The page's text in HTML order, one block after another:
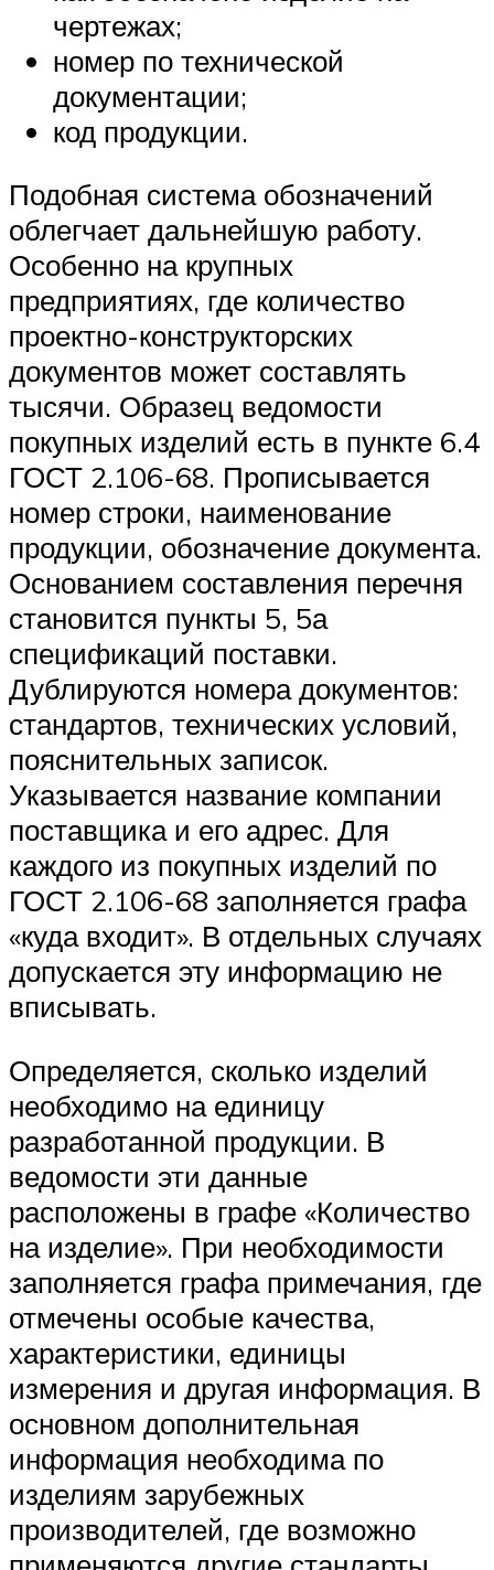
чертежах;
номер по технической
документации;
код продукции.
Подобная система обозначений
облегчает дальнейшую работу.
Особенно на крупных
предприятиях, где количество
проектно-конструкторских
документов может составлять
тысячи. Образец ведомости
покупных изделий есть в пункте 6.4
ГОСТ 2.106-68. Прописывается
номер строки, наименование
продукции, обозначение документа.
Основанием составления перечня
становится пункты 5, 5а
спецификаций поставки.
Дублируются номера документов:
стандартов, технических условий,
пояснительных записок.
Указывается название компании
поставщика и его адрес. Для
каждого из покупных изделий по
ГОСТ 2.106-68 заполняется графа
«куда входит». В отдельных случаях
допускается эту информацию не
вписывать.
Определяется, сколько изделий
необходимо на единицу
разработанной продукции. В
ведомости эти данные
расположены в графе «Количество
на изделие». При необходимости
заполняется графа примечания, где
отмечены особые качества,
характеристики, единицы
измерения и другая информация. В
основном дополнительная
информация необходима по
изделиям зарубежных
производителей, где возможно